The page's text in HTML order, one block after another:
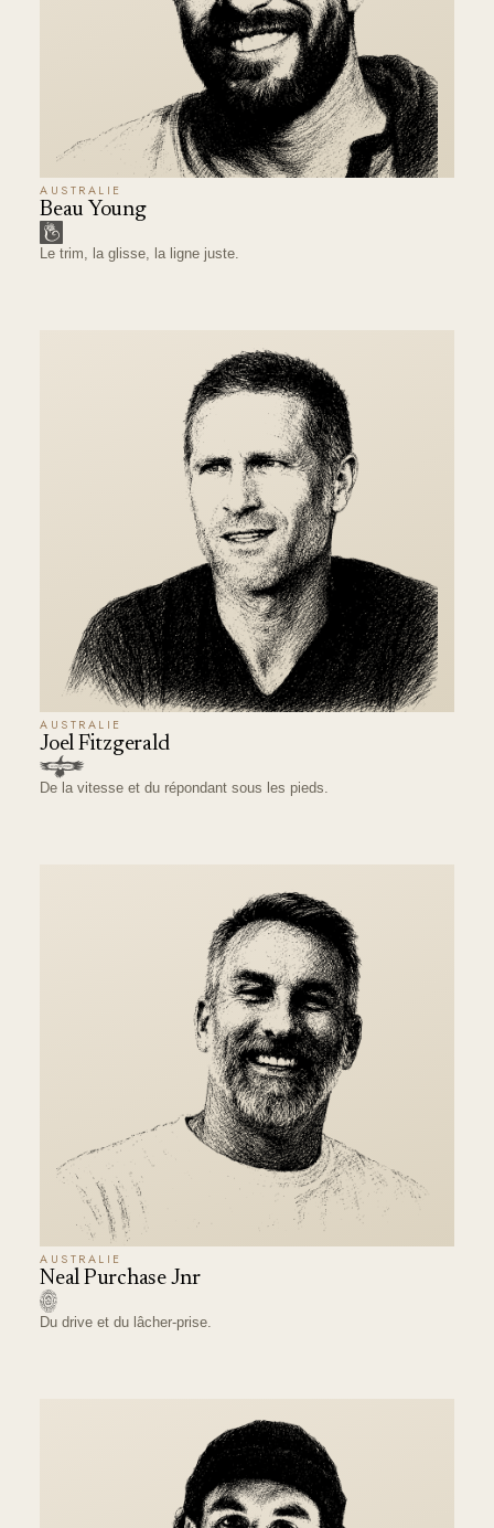
AUSTRALIE
Beau Young
Le trim, la glisse, la ligne juste.
AUSTRALIE
Joel Fitzgerald
De la vitesse et du répondant sous les pieds.
AUSTRALIE
Neal Purchase Jnr
Du drive et du lâcher-prise.